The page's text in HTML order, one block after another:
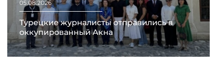
05.08.2026
Турецкие журналисты отправились в
оккупированный Акна